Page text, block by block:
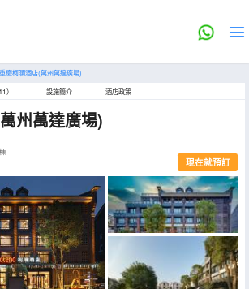
重慶柯瀾酒店(萬州萬達廣場)
） 設施簡介 酒店政策
州萬達廣場)
現在就預訂